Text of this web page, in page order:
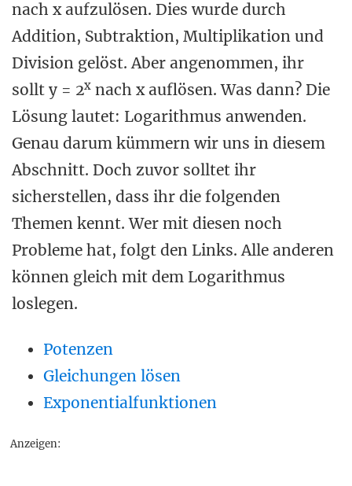
nach x aufzulösen. Dies wurde durch
Addition, Subtraktion, Multiplikation und
Division gelöst. Aber angenommen, ihr
sollt y = 2x nach x auflösen. Was dann? Die
Lösung lautet: Logarithmus anwenden.
Genau darum kümmern wir uns in diesem
Abschnitt. Doch zuvor solltet ihr
sicherstellen, dass ihr die folgenden
Themen kennt. Wer mit diesen noch
Probleme hat, folgt den Links. Alle anderen
können gleich mit dem Logarithmus
loslegen.
Potenzen
Gleichungen lösen
Exponentialfunktionen
Anzeigen: